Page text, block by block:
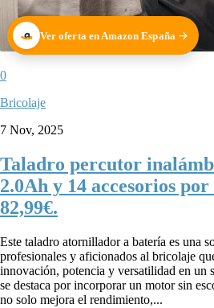
Ver oferta en Amazon España
0
Bricolaje
7 Nov, 2025
Taladro percutor
2.0Ah y 14 accesorios por
82,99€.
Este taladro atornillador a batería es una
profesionales y aficionados al bricolaje
innovación, potencia y versatilidad en un
se destaca por incorporar un motor sin
no solo mejora el rendimiento,...